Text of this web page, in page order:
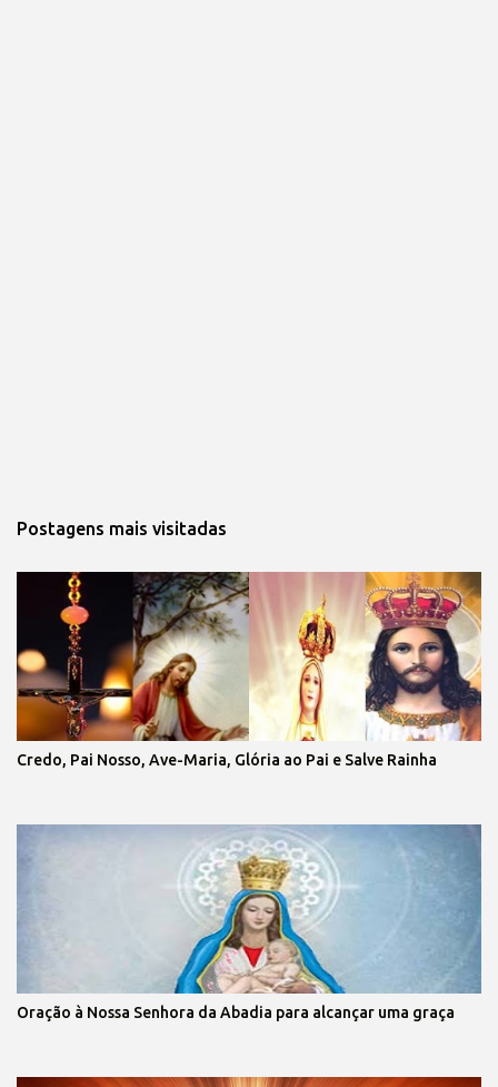
Postagens mais visitadas
Credo, Pai Nosso, Ave-Maria, Glória ao Pai e Salve Rainha
Oração à Nossa Senhora da Abadia para alcançar uma graça